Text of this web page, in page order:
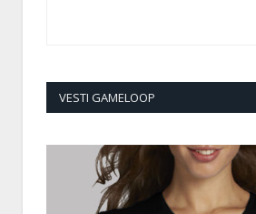
VESTI GAMELOOP